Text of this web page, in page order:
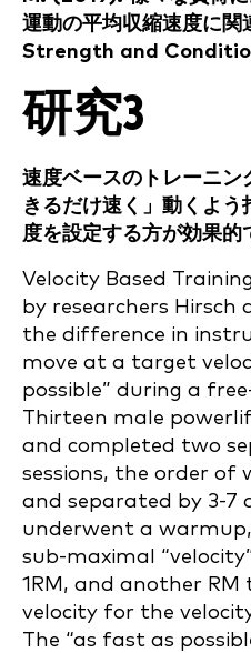
運動の平均収縮速度に
Strength and
研究3
速度ベースのトレーニン
きるだけ速く」動くよ
度を設定する方が効果的
Velocity Based
by researchers
the difference in
move at a target
possible” during a
Thirteen male
and completed two
sessions, the order of
and separated by 3-7
underwent a
sub-maximal
1RM, and another
velocity for the
The “as fast as